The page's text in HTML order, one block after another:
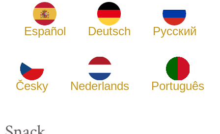
Español Deutsch Русский
Česky Nederlands Português